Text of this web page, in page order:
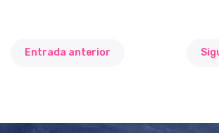
Entrada anterior